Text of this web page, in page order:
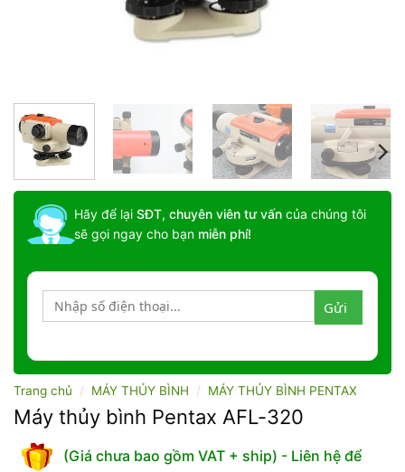
Hãy để lại SĐT, chuyên viên tư vấn của chúng tôi
sẽ gọi ngay cho bạn miễn phí!
Trang chủ / MÁY THỦY BÌNH / MÁY THỦY BÌNH PENTAX
Máy thủy bình Pentax AFL-320
(Giá chưa bao gồm VAT + ship) - Liên hệ để